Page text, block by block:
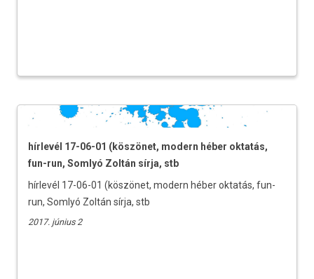
hírlevél 17-06-01 (köszönet, modern héber oktatás,
fun-run, Somlyó Zoltán sírja, stb
hírlevél 17-06-01 (köszönet, modern héber oktatás, fun-
run, Somlyó Zoltán sírja, stb
2017. június 2